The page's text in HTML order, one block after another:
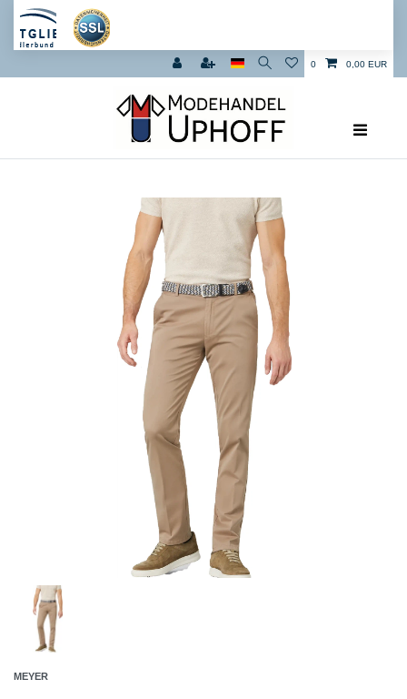
0 0,00 EUR
MEYER